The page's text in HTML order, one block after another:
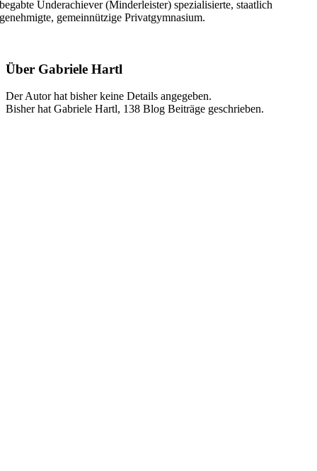
begabte Underachiever (Minderleister) spezialisierte, staatlich
genehmigte, gemeinnützige Privatgymnasium.
Über Gabriele Hartl
Der Autor hat bisher keine Details angegeben.
Bisher hat Gabriele Hartl, 138 Blog Beiträge geschrieben.